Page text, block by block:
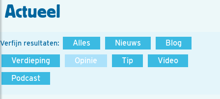
Actueel
Verfijn resultaten: Alles Nieuws
Blog
Verdieping
Opinie Tip
Video
Podcast